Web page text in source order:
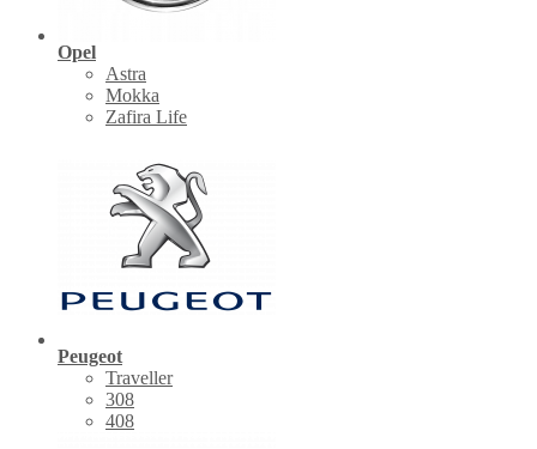
Opel
Astra
Mokka
Zafira Life
Peugeot
Traveller
308
408